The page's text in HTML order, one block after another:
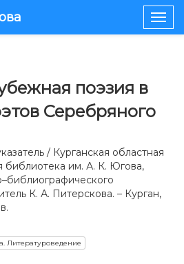
поэзия в
Серебряного
/ Курганская областная
библиотека им. А. К. Югова,
К. А. Питерскова. – Курган,
Литературоведение